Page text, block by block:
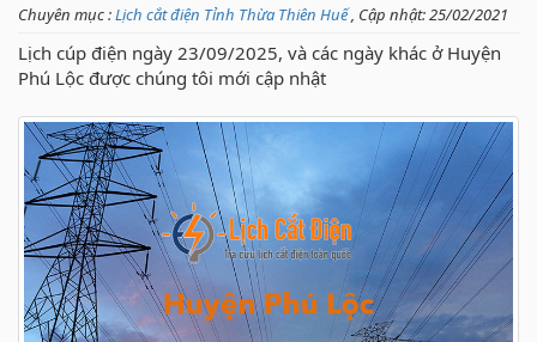
Chuyên mục :Lịch cắt điện Tỉnh Thừa Thiên Huế, Cập nhật: 25/02/2021
Lịch cúp điện ngày 23/09/2025, và các ngày khác ở Huyện
Phú Lộc được chúng tôi mới cập nhật